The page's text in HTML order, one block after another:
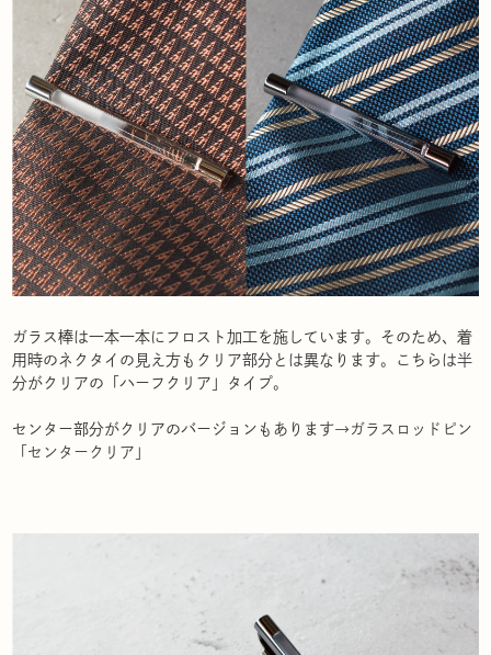
ガラス棒は一本一本にフロスト加工を施しています。そのため、着
用時のネクタイの見え方もクリア部分とは異なります。こちらは半
分がクリアの「ハーフクリア」タイプ。
センター部分がクリアのバージョンもあります→ガラスロッドピン
「センタークリア」